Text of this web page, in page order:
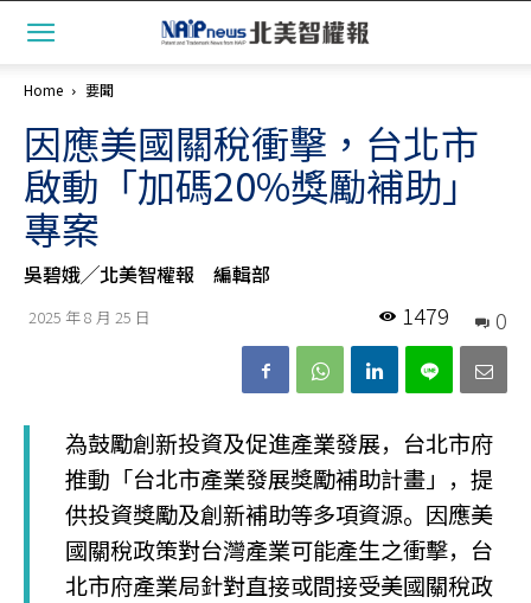
Home 要聞
因應美國關稅衝擊，台北市
啟動「加碼20%獎勵補助」
專案
吳碧娥╱北美智權報 編輯部
2025 年 8 月 25 日 0
1479
為鼓勵創新投資及促進產業發展，台北市府
推動「台北市產業發展獎勵補助計畫」，提
供投資獎勵及創新補助等多項資源。因應美
國關稅政策對台灣產業可能產生之衝擊，台
北市府產業局針對直接或間接受美國關稅政